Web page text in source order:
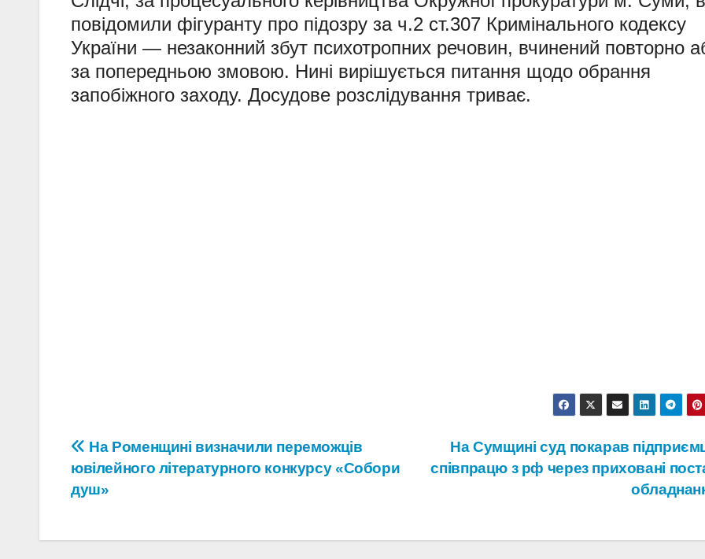
повідомили фігуранту про підозру за ч.2 ст.307 Кримінального кодексу
України — незаконний збут психотропних речовин, вчинений повторно
за попередньою змовою. Нині вирішується питання щодо обрання
запобіжного заходу. Досудове розслідування триває.
Навігація
записів
На Сумщині суд покарав
співпрацю з рф через приховані
На Роменщині визначили переможців
ювілейного літературного конкурсу «Собори
душ»